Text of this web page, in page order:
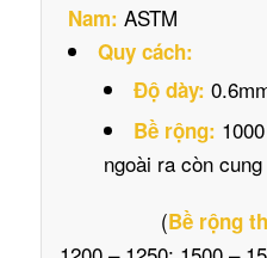
Nam: ASTM
Quy cách:
Độ dày:
Bề rộng:
ngoài ra còn
(Bề rộng